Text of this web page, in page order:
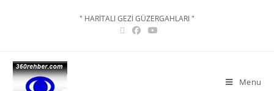
" HARİTALI GEZİ GÜZERGAHLARI "
Menu